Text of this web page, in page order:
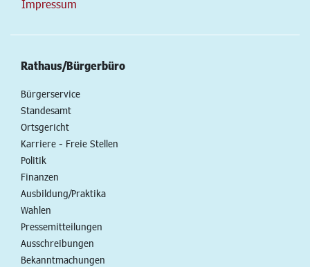
Impressum
Rathaus/Bürgerbüro
Bürgerservice
Standesamt
Ortsgericht
Karriere - Freie Stellen
Politik
Finanzen
Ausbildung/Praktika
Wahlen
Pressemitteilungen
Ausschreibungen
Bekanntmachungen